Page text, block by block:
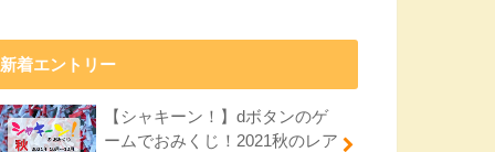
新着エントリー
【シャキーン！】dボタンのゲ
ームでおみくじ！2021秋のレア